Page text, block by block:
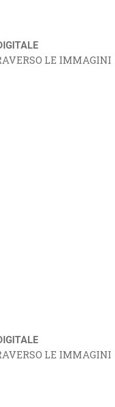
LE IMMAGINI
LE IMMAGINI